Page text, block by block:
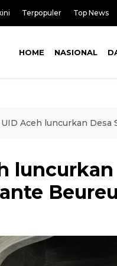
Terpopuler Top News
HOME NASIONAL
Aceh luncurkan Desa
luncurkan